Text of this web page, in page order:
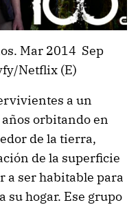
Mar 2014 Sep
Netflix (E)
a un
orbitando en
de la tierra,
de la superficie
a ser habitable para
su hogar. Ese grupo